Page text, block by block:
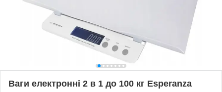
Ваги електронні 2 в 1 до 100 кг Esperanza